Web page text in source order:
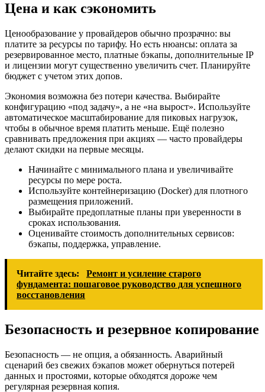
Цена и как сэкономить
Ценообразование у провайдеров обычно прозрачно: вы
платите за ресурсы по тарифу. Но есть нюансы: оплата за
резервированное место, платные бэкапы, дополнительные IP
и лицензии могут существенно увеличить счет. Планируйте
бюджет с учетом этих допов.
Экономия возможна без потери качества. Выбирайте
конфигурацию «под задачу», а не «на вырост». Используйте
автоматическое масштабирование для пиковых нагрузок,
чтобы в обычное время платить меньше. Ещё полезно
сравнивать предложения при акциях — часто провайдеры
делают скидки на первые месяцы.
Начинайте с минимального плана и увеличивайте
ресурсы по мере роста.
Используйте контейнеризацию (Docker) для плотного
размещения приложений.
Выбирайте предоплатные планы при уверенности в
сроках использования.
Оценивайте стоимость дополнительных сервисов:
бэкапы, поддержка, управление.
Читайте здесь:
Ремонт и усиление старого
фундамента: пошаговое руководство для успешного
восстановления
Безопасность и резервное копирование
Безопасность — не опция, а обязанность. Аварийный
сценарий без свежих бэкапов может обернуться потерей
данных и простоями, которые обходятся дороже чем
регулярная резервная копия.